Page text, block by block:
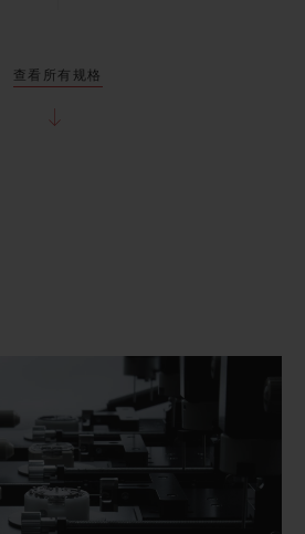
查看所有规格